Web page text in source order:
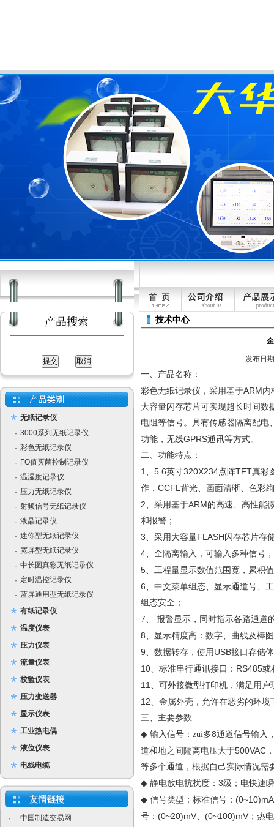
无纸记录仪
· 3000系列无纸记录仪
· 彩色无纸记录仪
· FO值灭菌控制记录仪
· 温湿度记录仪
· 压力无纸记录仪
· 射频信号无纸记录仪
· 液晶记录仪
· 迷你型无纸记录仪
· 宽屏型无纸记录仪
· 中长图真彩无纸记录仪
· 定时温控记录仪
· 蓝屏通用型无纸记录仪
有纸记录仪
温度仪表
压力仪表
流量仪表
校验仪表
压力变送器
显示仪表
工业热电偶
液位仪表
电线电缆
· 中国制造交易网
技术中心
发布日
一、产品名称：
彩色无纸记录仪，采用基于ARM内
大容量闪存芯片可实现超长时间数
电阻等信号。具有传感器隔离配电
功能，无线GPRS通讯等方式。
二、功能特点：
1 、 5.6英寸320X234点阵TFT真彩
作， CCFL 背光、画面清晰、色彩
2、采用基于ARM的高速、高性能
和报警；
3、采用大容量FLASH闪存芯片存
4、全隔离输入，可输入多种信号
5、工程量显示数值范围宽，累积
6、中文菜单组态、显示通道号、
组态安全；
7、 报警显示，同时指示各路通道
8、显示精度高：数字、曲线及棒
9、数据转存，使用 USB接口存储
10、标准串行通讯接口： RS485或
11 、可外接微型打印机，满足用户
12、金属外壳，允许在恶劣的环境
三、主要参数
◆ 输入信号：zui多8通道信号输入
道和地之间隔离电压大于500VAC
等多个通道，根据自己实际情况需
◆ 静电放电抗扰度： 3级；电快速
◆ 信号类型：标准信号： (0~10)mA
号： (0~20)mV、 (0~100)mV ；热